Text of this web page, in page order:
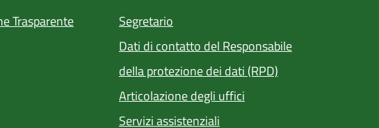
Trasparente
Segretario
Dati di contatto del Responsabile
della protezione dei dati (RPD)
Articolazione degli uffici
Servizi assistenziali